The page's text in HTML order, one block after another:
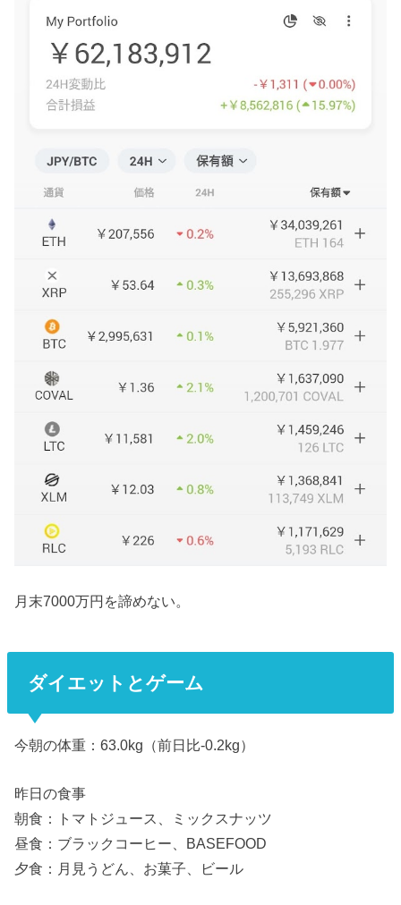
月末7000万円を諦めない。
ダイエットとゲーム
今朝の体重：63.0kg（前日比-0.2kg）
昨日の食事
朝食：トマトジュース、ミックスナッツ
昼食：ブラックコーヒー、BASEFOOD
夕食：月見うどん、お菓子、ビール